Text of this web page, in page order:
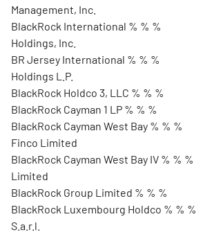
Management, Inc.
BlackRock International % % %
Holdings, Inc.
BR Jersey International % % %
Holdings L.P.
BlackRock Holdco 3, LLC % % %
BlackRock Cayman 1 LP % % %
BlackRock Cayman West Bay % % %
Finco Limited
BlackRock Cayman West Bay IV % % %
Limited
BlackRock Group Limited % % %
BlackRock Luxembourg Holdco % % %
S.a.r.l.